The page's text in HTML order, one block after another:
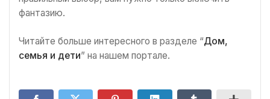
фантазию.
Читайте больше интересного в разделе “Дом,
семья и дети” на нашем портале.